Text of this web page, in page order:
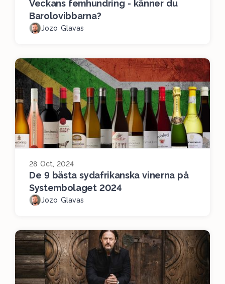
Veckans femhundring - känner du
Barolovibbarna?
Jozo Glavas
28 Oct, 2024
De 9 bästa sydafrikanska vinerna på
Systembolaget 2024
Jozo Glavas